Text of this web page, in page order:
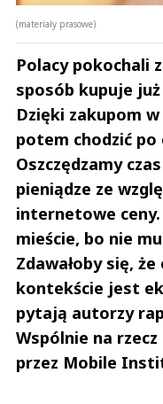
(materiały prasowe)
Polacy pokochali
sposób kupuje
Dzięki zakupom
potem chodzić
Oszczędzamy
pieniądze ze
internetowe
mieście, bo nie
Zdawałoby się,
kontekście jest
pytają autorzy
Wspólnie na
przez Mobile